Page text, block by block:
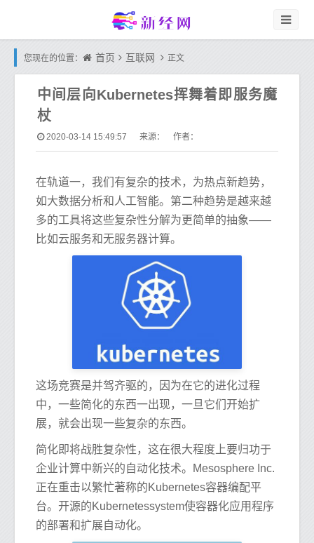
您现在的位置： 首页 互联网 正文
中间层向Kubernetes挥舞着即服务魔
杖
2020-03-14 15:49:57 来源： 作者：
在轨道一，我们有复杂的技术，为热点新趋势，
如大数据分析和人工智能。第二种趋势是越来越
多的工具将这些复杂性分解为更简单的抽象——
比如云服务和无服务器计算。
这场竞赛是并驾齐驱的，因为在它的进化过程
中，一些简化的东西一出现，一旦它们开始扩
展，就会出现一些复杂的东西。
简化即将战胜复杂性，这在很大程度上要归功于
企业计算中新兴的自动化技术。Mesosphere Inc.
正在重击以繁忙著称的Kubernetes容器编配平
台。开源的Kubernetessystem使容器化应用程序
的部署和扩展自动化。